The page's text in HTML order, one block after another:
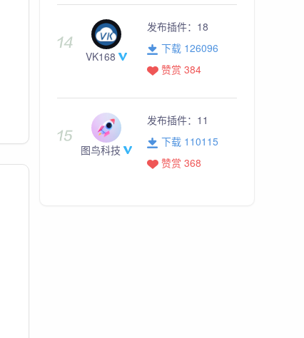
VK168
发布插件： 18
下载 126096
赞赏 384
图鸟科技
发布插件： 11
下载 110115
赞赏 368